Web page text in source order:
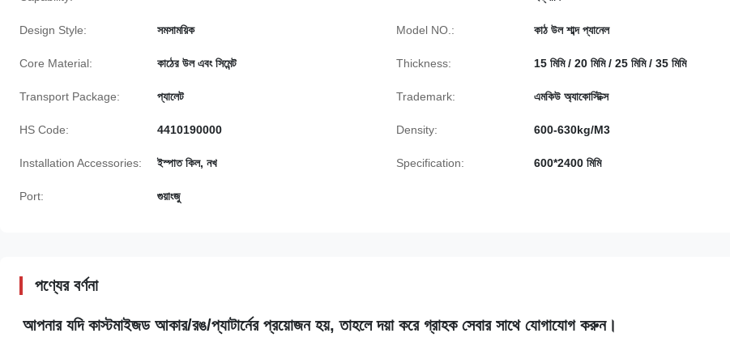
Design Style: সমসাময়িক Model NO.: কাঠ উল শাব্দ প্যানেল
Core Material: কাঠের উল এবং সিমেন্ট Thickness: 15 মিমি / 20 মিমি / 25 মিমি / 35 মিমি
Transport Package: প্যালেট Trademark: এমকিউ অ্যাকোস্টিক্স
HS Code: 4410190000 Density: 600-630kg/M3
Installation Accessories: ইস্পাত কিল, নখ Specification: 600*2400 মিমি
Port: গুয়াংজু
পণ্যের বর্ণনা
আপনার যদি কাস্টমাইজড আকার/রঙ/প্যাটার্নের প্রয়োজন হয়, তাহলে দয়া করে গ্রাহক সেবার সাথে যোগাযোগ করুন।